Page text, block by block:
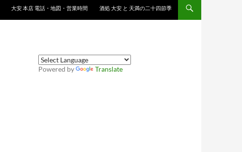
大安 本店 電話・地図・営業時間 酒処 大安 と 天満の二十四節季
Powered by Translate